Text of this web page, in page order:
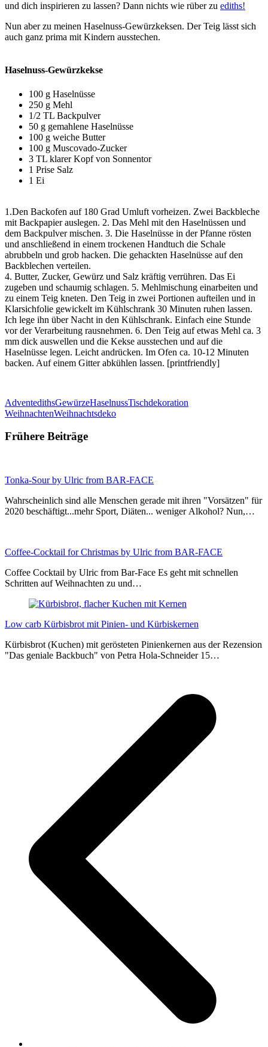
und dich inspirieren zu lassen? Dann nichts wie rüber zu ediths!
Nun aber zu meinen Haselnuss-Gewürzkeksen. Der Teig lässt sich
auch ganz prima mit Kindern ausstechen.
Haselnuss-Gewürzkekse
100 g Haselnüsse
250 g Mehl
1/2 TL Backpulver
50 g gemahlene Haselnüsse
100 g weiche Butter
100 g Muscovado-Zucker
3 TL klarer Kopf von Sonnentor
1 Prise Salz
1 Ei
1.Den Backofen auf 180 Grad Umluft vorheizen. Zwei Backbleche
mit Backpapier auslegen. 2. Das Mehl mit den Haselnüssen und
dem Backpulver mischen. 3. Die Haselnüsse in der Pfanne rösten
und anschließend in einem trockenen Handtuch die Schale
abrubbeln und grob hacken. Die gehackten Haselnüsse auf den
Backblechen verteilen.
4. Butter, Zucker, Gewürz und Salz kräftig verrühren. Das Ei
zugeben und schaumig schlagen. 5. Mehlmischung einarbeiten und
zu einem Teig kneten. Den Teig in zwei Portionen aufteilen und in
Klarsichfolie gewickelt im Kühlschrank 30 Minuten ruhen lassen.
Ich lege ihn über Nacht in den Kühlschrank. Einfach eine Stunde
vor der Verarbeitung rausnehmen. 6. Den Teig auf etwas Mehl ca. 3
mm dick auswellen und die Kekse ausstechen und auf die
Haselnüsse legen. Leicht andrücken. Im Ofen ca. 10-12 Minuten
backen. Auf einem Gitter abkühlen lassen. [printfriendly]
AdventedithsGewürzeHaselnussTischdekoration
WeihnachtenWeihnachtsdeko
Frühere Beiträge
Tonka-Sour by Ulric from BAR-FACE
Wahrscheinlich sind alle Menschen gerade mit ihren "Vorsätzen" für
2020 beschäftigt...mehr Sport, Diäten... weniger Alkohol? Nun,…
Coffee-Cocktail for Christmas by Ulric from BAR-FACE
Coffee Cocktail by Ulric from Bar-Face Es geht mit schnellen
Schritten auf Weihnachten zu und…
Low carb Kürbisbrot mit Pinien- und Kürbiskernen
Kürbisbrot (Kuchen) mit gerösteten Pinienkernen aus der Rezension
"Das geniale Backbuch" von Petra Hola-Schneider 15…